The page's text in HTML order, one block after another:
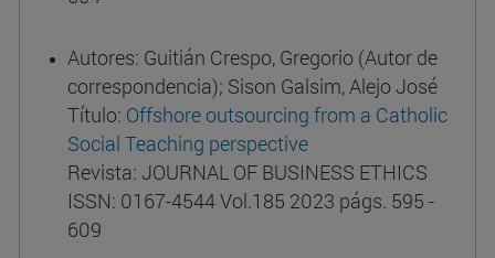
Autores: Guitián Crespo, Gregorio (Autor de
correspondencia); Sison Galsim, Alejo José
Título: Offshore outsourcing from a Catholic
Social Teaching perspective
Revista: JOURNAL OF BUSINESS ETHICS
ISSN: 0167-4544 Vol.185 2023 págs. 595 -
609